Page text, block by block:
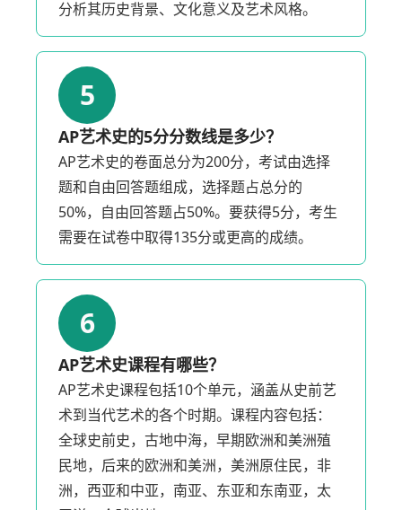
分析其历史背景、文化意义及艺术风格。
5
AP艺术史的5分分数线是多少？
AP艺术史的卷面总分为200分，考试由选择
题和自由回答题组成，选择题占总分的
50%，自由回答题占50%。要获得5分，考生
需要在试卷中取得135分或更高的成绩。
6
AP艺术史课程有哪些？
AP艺术史课程包括10个单元，涵盖从史前艺
术到当代艺术的各个时期。课程内容包括：
全球史前史，古地中海，早期欧洲和美洲殖
民地，后来的欧洲和美洲，美洲原住民，非
洲，西亚和中亚，南亚、东亚和东南亚，太